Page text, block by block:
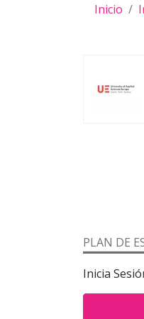
Inicio
PLAN DE
Inicia